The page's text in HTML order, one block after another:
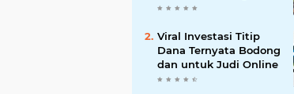
Prestasinya Pun
Viral Investasi Titip
Dana Ternyata Bodong
dan untuk Judi Online